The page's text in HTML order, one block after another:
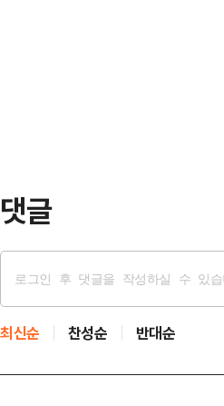
댓글
최신순 찬성순 반대순